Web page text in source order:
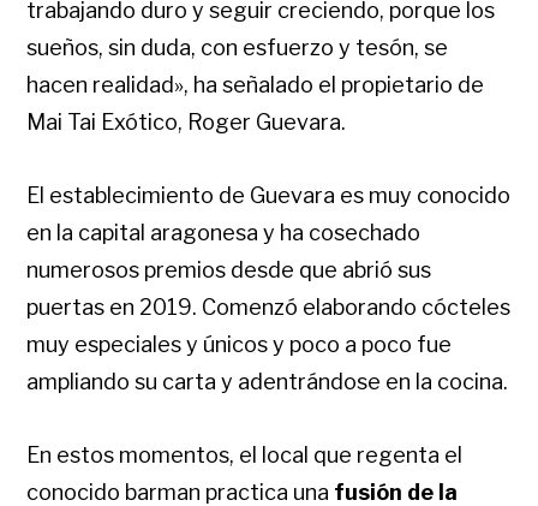
trabajando duro y seguir creciendo, porque los
sueños, sin duda, con esfuerzo y tesón, se
hacen realidad», ha señalado el propietario de
Mai Tai Exótico, Roger Guevara.
El establecimiento de Guevara es muy conocido
en la capital aragonesa y ha cosechado
numerosos premios desde que abrió sus
puertas en 2019. Comenzó elaborando cócteles
muy especiales y únicos y poco a poco fue
ampliando su carta y adentrándose en la cocina.
En estos momentos, el local que regenta el
conocido barman practica una fusión de la